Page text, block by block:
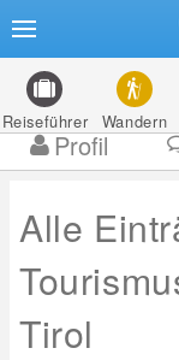
Reiseführer Wandern
Profil
Alle
Tirol